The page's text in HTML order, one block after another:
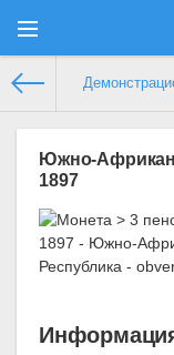
Южно-
1897